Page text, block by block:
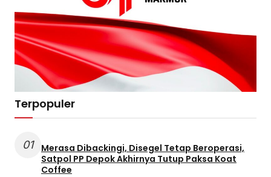
Terpopuler
01
Merasa Dibackingi, Disegel Tetap Beroperasi,
Satpol PP Depok Akhirnya Tutup Paksa Koat
Coffee